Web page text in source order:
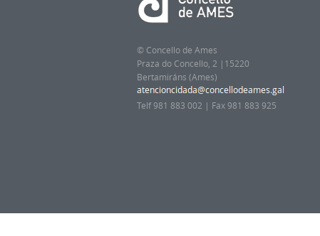
© Concello de Ames
Praza do Concello, 2 |15220
Bertamiráns (Ames)
Telf 981 883 002 | Fax 981 883 925